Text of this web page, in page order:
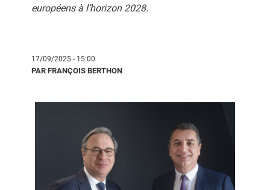
européens à l’horizon 2028.
17/09/2025 - 15:00
PAR FRANÇOIS BERTHON